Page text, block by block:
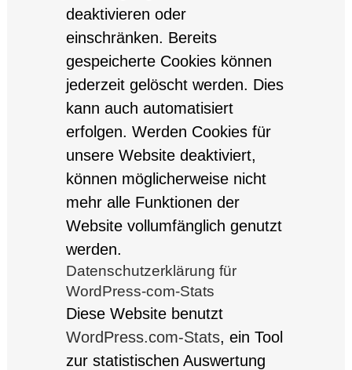
deaktivieren oder
einschränken. Bereits
gespeicherte Cookies können
jederzeit gelöscht werden. Dies
kann auch automatisiert
erfolgen. Werden Cookies für
unsere Website deaktiviert,
können möglicherweise nicht
mehr alle Funktionen der
Website vollumfänglich genutzt
werden.
Datenschutzerklärung für
WordPress-com-Stats
Diese Website benutzt
WordPress.com-Stats, ein Tool
zur statistischen Auswertung